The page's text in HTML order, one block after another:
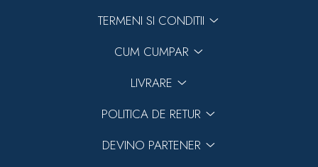
TERMENI SI CONDITII
CUM CUMPAR
LIVRARE
POLITICA DE RETUR
DEVINO PARTENER